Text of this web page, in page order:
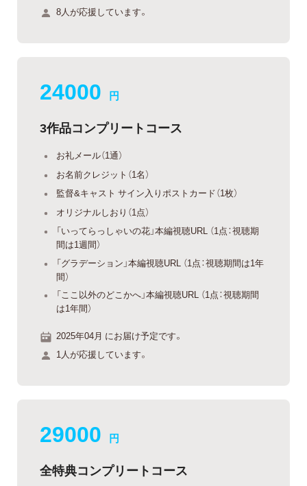
8人が応援しています。
24000 円
3作品コンプリートコース
お礼メール（1通）
お名前クレジット（1名）
監督&キャスト サイン入りポストカード（1枚）
オリジナルしおり（1点）
「いってらっしゃいの花」本編視聴URL （1点：視聴期
間は1週間）
「グラデーション」本編視聴URL （1点：視聴期間は1年
間）
「ここ以外のどこかへ」本編視聴URL （1点：視聴期間
は1年間）
2025年04月 にお届け予定です。
1人が応援しています。
29000 円
全特典コンプリートコース